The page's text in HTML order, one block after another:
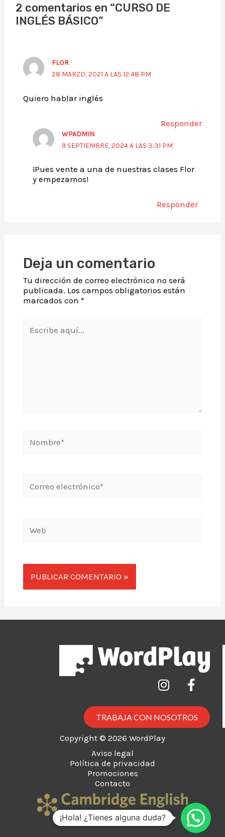
2 comentarios en “CURSO DE
INGLÉS BÁSICO”
FLOR
28 MARZO, 2021 A LAS 12:48 PM
Quiero hablar inglés
Responder
WPADMIN
9 SEPTIEMBRE, 2024 A LAS 3:31 PM
¡Pues vente a una de nuestras clases Flor
y empezamos!
Responder
Deja un comentario
Tu dirección de correo electrónico no será
publicada. Los campos obligatorios están
marcados con *
TRABAJA CON NOSOTROS
Copyright © 2026 WordPlay
Aviso legal
Política de privacidad
Promociones
Contacto
¡Hola! ¿Tienes alguna duda?